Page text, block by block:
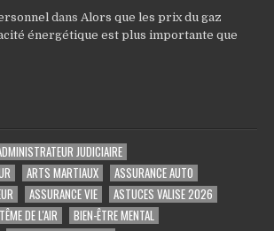
dans Alors que les prix du gaz
énergétique est plus importante que
JUDICIAIRE
ARTS MARTIAUX
ASSURANCE AUTO
ASSURANCE VIE
ASTUCES VALISE 2026
DE L'AIR
BIEN-ÊTRE MENTAL